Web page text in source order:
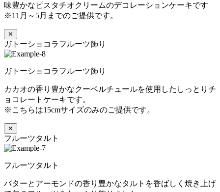
味豊かなピスタチオクリームのデコレーションケーキです
※11月～5月までのご提供です。
✕
ガトーショコラフルーツ飾り
ガトーショコラフルーツ飾り
カカオの香り豊かなクーベルチュールを使用したしっとりチ
ョコレートケーキです。
※こちらは15cmサイズのみのご提供です。
✕
フルーツタルト
フルーツタルト
バターとアーモンドの香り豊かなタルトを香ばしく焼き上げ